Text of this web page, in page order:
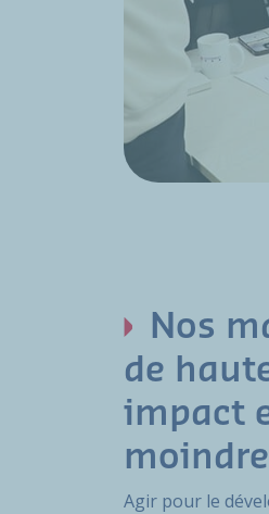
Nos
de
impact
moindre
Agir pour le